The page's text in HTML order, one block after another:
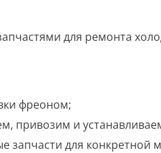
для ремонта
фреоном;
привозим и
запчасти для конкретной